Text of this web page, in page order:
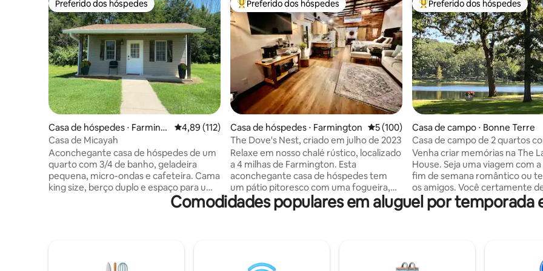
Preferido dos hóspedes
Preferido dos hóspedes
Casa de hóspedes ⋅ Farmingt
on
4,89 de uma avaliação média de 5, 112 avaliações
4,89 (112)
Casa de Micayah
Aconchegante casa de hóspedes de um
quarto com 3/4 de banho, geladeira
pequena, micro-ondas e cafeteira. Cama
king size, berço duplo e espaço para um
berço portátil criam um pequeno espaço
doce para sua pequena família doce.
desfrutar. Estacionamento gratuito
Entre os melhores preferidos dos hóspedes
Preferido dos hóspedes
Casa de hóspedes ⋅ Farmington 5 de uma avaliação média de 5, 100
5 (100)
The Dove's Nest, criado em julho de 2023
Relaxe em nosso chalé rústico, localizado
a 4 milhas de Farmington. Esta
aconchegante casa de hóspedes tem
um pátio pitoresco com uma fogueira,
churrasqueira a gás e refeições ao ar
livre para sua diversão. Venha conferir
parque aquático, golfe, caiaque de água
Entre os melhores preferidos
Preferido dos hóspedes
Casa de campo ⋅ Bonne Terre
Casa de campo de 2 quartos
vista deslumbrante para o lago.
Venha criar memórias na The
House. Seja uma viagem com
fim de semana romântico ou
os amigos. Você certamente
desta casa de campo de 2
banheiro que acomoda até 6
secar roupa no local para uso
hóspedes. Relaxe no pátio ao
Comodidades populares em aluguel por temporada